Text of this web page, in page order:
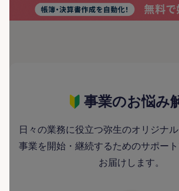
事業のお悩み
日々の業務に役立つ弥生のオリジナル
事業を開始・継続するためのサポー
お届けします。